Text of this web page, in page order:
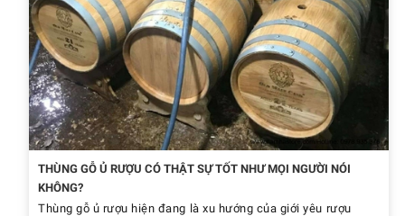
THÙNG GỖ Ủ RƯỢU CÓ THẬT SỰ TỐT NHƯ MỌI NGƯỜI NÓI
KHÔNG?
Thùng gỗ ủ rượu hiện đang là xu hướng của giới yêu rượu